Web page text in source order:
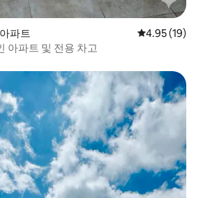
파트 평점 4.95점
4.95 (19)
아파트 및 전용 차고